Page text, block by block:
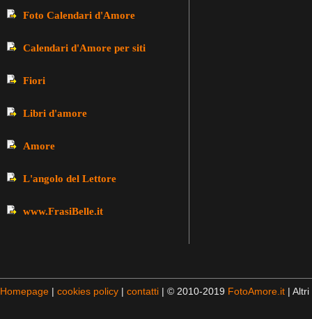
Foto Calendari d'Amore
Calendari d'Amore per siti
Fiori
Libri d'amore
Amore
L'angolo del Lettore
www.FrasiBelle.it
Homepage | cookies policy | contatti | © 2010-2019 FotoAmore.it |